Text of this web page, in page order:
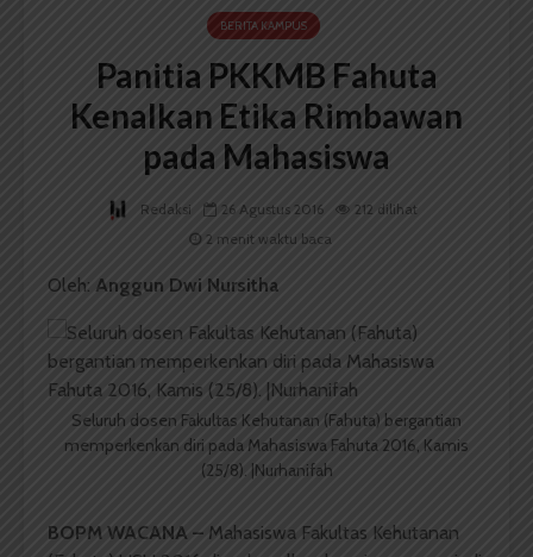
BERITA KAMPUS
Panitia PKKMB Fahuta
Kenalkan Etika Rimbawan
pada Mahasiswa
Redaksi 26 Agustus 2016
212 dilihat
2 menit waktu baca
Oleh: Anggun Dwi Nursitha
Seluruh dosen Fakultas Kehutanan (Fahuta) bergantian
memperkenkan diri pada Mahasiswa Fahuta 2016, Kamis
(25/8). |Nurhanifah
BOPM WACANA – Mahasiswa Fakultas Kehutanan